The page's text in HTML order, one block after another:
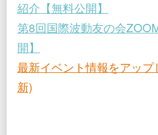
紹介【無料公開】
第8回国際波動友の会
開】
最新イベント情報をアッ
新)